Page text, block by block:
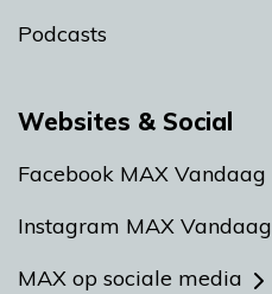
Podcasts
Websites & Social
Facebook MAX Vandaag
Instagram MAX Vandaag
MAX op sociale media